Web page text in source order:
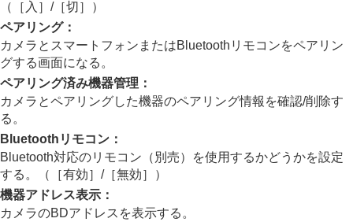
Wi-Fi周波数帯
SSID・PWリセット
Bluetooth設定
Bluetoothリモコン
有線LAN（USB LAN）
機内モード
機器名称変更
ルート証明書の読み込み
アクセス認証設定
アクセス認証情報
Wi-Fi Direct設定
（
［入］ /［切］
）
ペアリング：
カメラとスマートフォンまたはBluetoothリモコンをペアリン
グする画面になる。
ペアリング済み機器管理 ：
カメラとペアリングした機器のペアリング情報を確認/削除す
る。
Bluetoothリモコン ：
Bluetooth対応のリモコン（別売）を使用するかどうかを設定
する。（
［有効］ /［無効］
）
機器アドレス表示 ：
カメラのBDアドレスを表示する。